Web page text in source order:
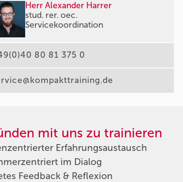
Herr Alexander Harrer
stud. rer. oec.
Servicekoordination
80 81 375 0
mit uns zu trainieren
Erfahrungsaustausch
im Dialog
Feedback & Reflexion